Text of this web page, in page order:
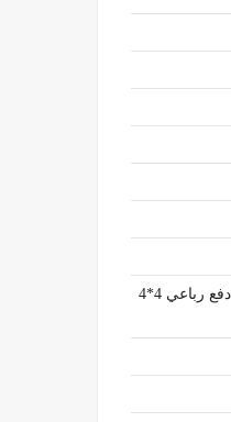
SUV car rental – تأجير سيارات دفع رباعي 4*4